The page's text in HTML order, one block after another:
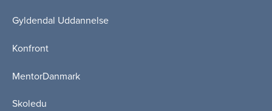
Gyldendal Uddannelse
Konfront
MentorDanmark
Skoledu